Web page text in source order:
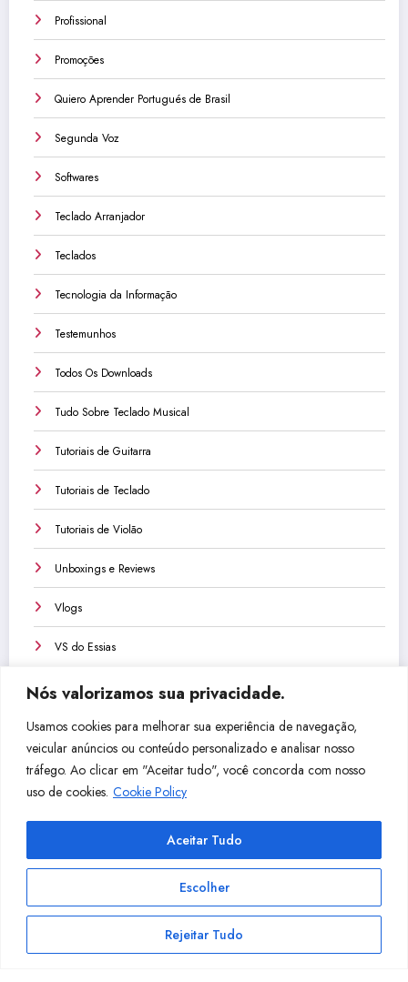
Nós valorizamos sua privacidade.
Usamos cookies para melhorar sua experiência de navegação,
veicular anúncios ou conteúdo personalizado e analisar nosso
tráfego. Ao clicar em "Aceitar tudo", você concorda com nosso
uso de cookies. Cookie Policy
Escolher
Rejeitar Tudo
Aceitar Tudo
Profissional
Promoções
Quiero Aprender Portugués de Brasil
Segunda Voz
Softwares
Teclado Arranjador
Teclados
Tecnologia da Informação
Testemunhos
Todos Os Downloads
Tudo Sobre Teclado Musical
Tutoriais de Guitarra
Tutoriais de Teclado
Tutoriais de Violão
Unboxings e Reviews
Vlogs
VS do Essias
Não perca isso!
nário
Afina
Aber
Qual
Cabo
Com
prar
Para
Tecla
Instr
to
Fácil
o
Tecla
Aula